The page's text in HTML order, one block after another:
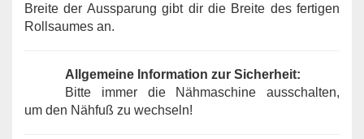
Breite der Aussparung gibt dir die Breite des fertigen
Rollsaumes an.
Allgemeine Information zur Sicherheit:
Bitte immer die Nähmaschine ausschalten,
um den Nähfuß zu wechseln!